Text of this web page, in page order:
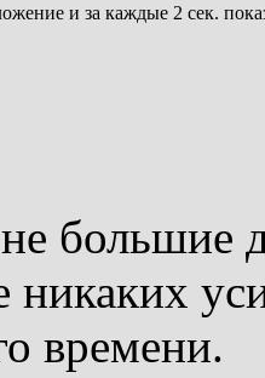
и за каждые 2 сек.
большие
никаких
времени.